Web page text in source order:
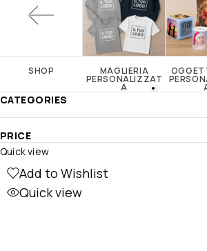
SHOP MAGLIERIA
PERSONALIZZAT
A
CATEGORIES
PRICE
Add to Wishlist
Quick view
Quick view